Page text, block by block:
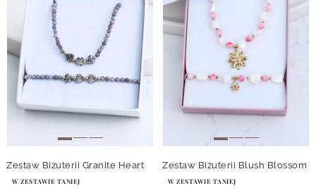
Zestaw Biżuterii Granite Heart
W ZESTAWIE TANIEJ
Zestaw Biżuterii Blush Blossom
W ZESTAWIE TANIEJ